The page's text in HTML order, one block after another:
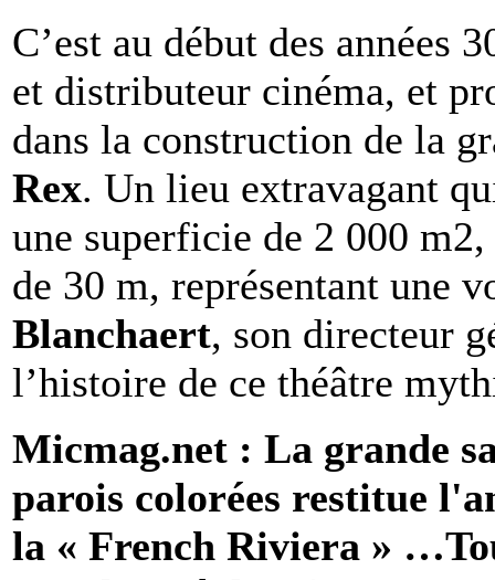
C’est au début des années
et distributeur cinéma, et
dans la construction de la
Rex. Un lieu extravagant
une superficie de 2 000
de 30 m, représentant une
Blanchaert, son directeur
l’histoire de ce théâtre
Micmag.net : La grande
parois colorées restitue
la « French Riviera »